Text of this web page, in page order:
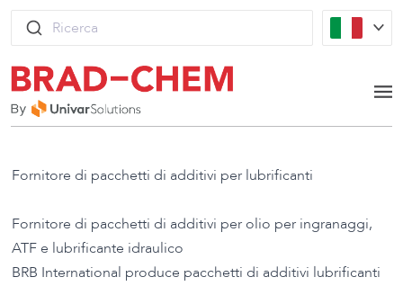
Skip to content
Ricerca
Fornitore di pacchetti di additivi per lubrificanti
Fornitore di pacchetti di additivi per olio per ingranaggi,
ATF e lubrificante idraulico
BRB International produce pacchetti di additivi lubrificanti